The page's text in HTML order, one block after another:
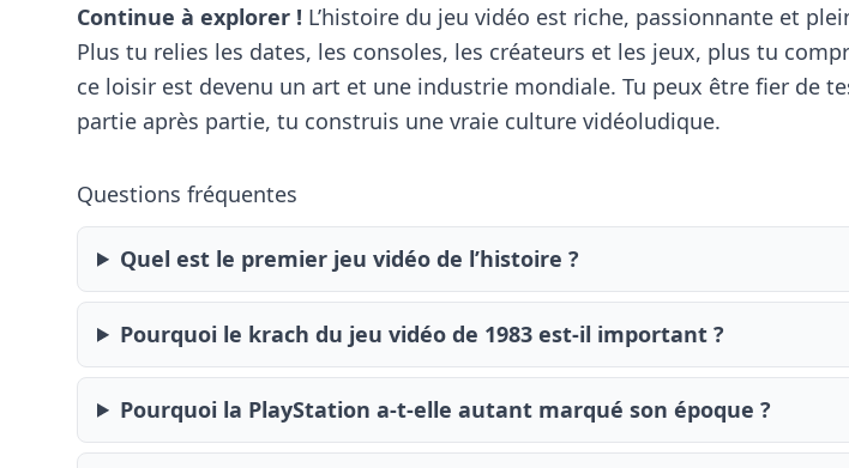
Continue à explorer ! L’histoire du jeu vidéo est riche, passionnante et
Plus tu relies les dates, les consoles, les créateurs et les jeux, plus tu
ce loisir est devenu un art et une industrie mondiale. Tu peux être fier de
partie après partie, tu construis une vraie culture vidéoludique.
Questions fréquentes
Quel est le premier jeu vidéo de l’histoire ?
Pourquoi le krach du jeu vidéo de 1983 est-il important ?
Pourquoi la PlayStation a-t-elle autant marqué son époque ?